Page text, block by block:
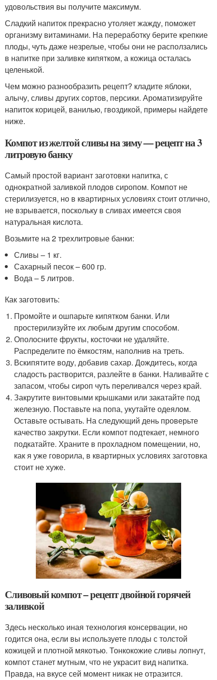
удовольствия вы получите максимум.
Сладкий напиток прекрасно утоляет жажду, поможет
организму витаминами. На переработку берите крепкие
плоды, чуть даже незрелые, чтобы они не расползались
в напитке при заливке кипятком, а кожица осталась
целенькой.
Чем можно разнообразить рецепт? кладите яблоки,
алычу, сливы других сортов, персики. Ароматизируйте
напиток корицей, ванилью, гвоздикой, примеры найдете
ниже.
Компот из желтой сливы на зиму — рецепт на 3
литровую банку
Самый простой вариант заготовки напитка, с
однократной заливкой плодов сиропом. Компот не
стерилизуется, но в квартирных условиях стоит отлично,
не взрывается, поскольку в сливах имеется своя
натуральная кислота.
Возьмите на 2 трехлитровые банки:
Сливы – 1 кг.
Сахарный песок – 600 гр.
Вода – 5 литров.
Как заготовить:
Промойте и ошпарьте кипятком банки. Или
простерилизуйте их любым другим способом.
Ополосните фрукты, косточки не удаляйте.
Распределите по ёмкостям, наполнив на треть.
Вскипятите воду, добавив сахар. Дождитесь, когда
сладость растворится, разлейте в банки. Наливайте с
запасом, чтобы сироп чуть переливался через край.
Закрутите винтовыми крышками или закатайте под
железную. Поставьте на попа, укутайте одеялом.
Оставьте остывать. На следующий день проверьте
качество закрутки. Если компот подтекает, немного
подкатайте. Храните в прохладном помещении, но,
как я уже говорила, в квартирных условиях заготовка
стоит не хуже.
Сливовый компот – рецепт двойной горячей
заливкой
Здесь несколько иная технология консервации, но
годится она, если вы используете плоды с толстой
кожицей и плотной мякотью. Тонкокожие сливы лопнут,
компот станет мутным, что не украсит вид напитка.
Правда, на вкусе сей момент никак не отразится.